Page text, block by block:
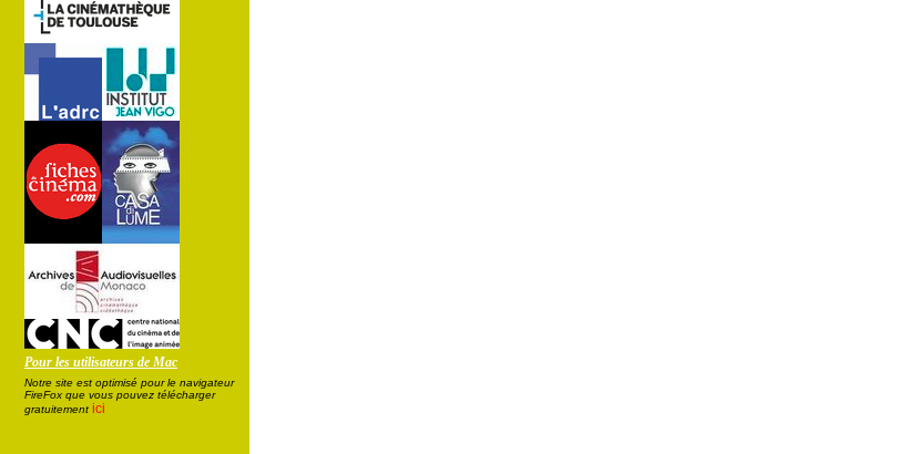
Pour les utilisateurs de Mac
Notre site est optimisé pour le navigateur
FireFox que vous pouvez télécharger
gratuitement ici